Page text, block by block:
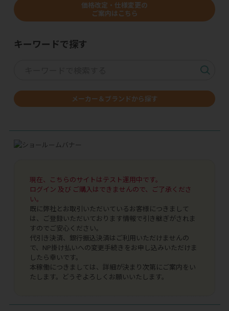
価格改定・仕様変更の
ご案内はこちら
キーワードで探す
メーカー＆ブランドから探す
現在、こちらのサイトはテスト運用中です。
ログイン 及び ご購入はできませんので、ご了承くださ
い。
既に弊社とお取引いただいているお客様につきまして
は、ご登録いただいております情報で引き継ぎがされま
すのでご安心ください。
代引き決済、銀行振込決済はご利用いただけませんの
で、NP掛け払いへの変更手続きをお申し込みいただけま
したら幸いです。
本稼働につきましては、詳細が決まり次第にご案内をい
たします。どうぞよろしくお願いいたします。